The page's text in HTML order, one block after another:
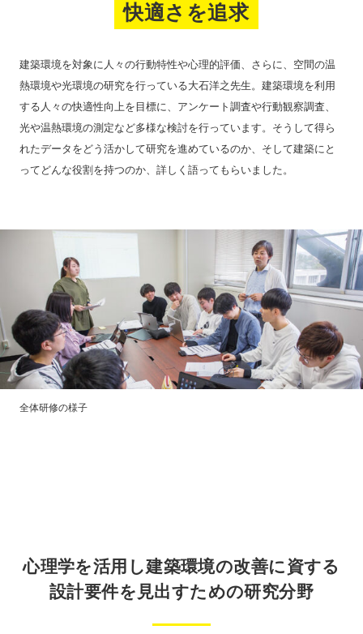
快適さを追求
建築環境を対象に人々の行動特性や心理的評価、さらに、空間の温
熱環境や光環境の研究を行っている大石洋之先生。建築環境を利用
する人々の快適性向上を目標に、アンケート調査や行動観察調査、
光や温熱環境の測定など多様な検討を行っています。そうして得ら
れたデータをどう活かして研究を進めているのか、そして建築にと
ってどんな役割を持つのか、詳しく語ってもらいました。
全体研修の様子
心理学を活用し建築環境の改善に資する
設計要件を見出すための研究分野